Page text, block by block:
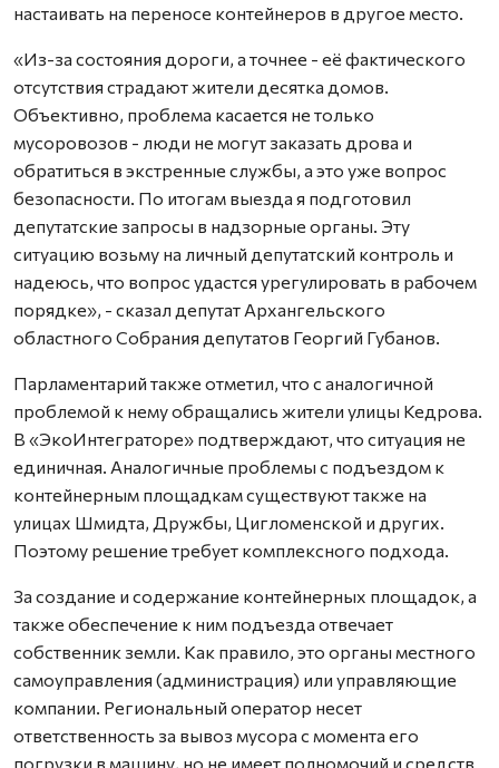
настаивать на переносе контейнеров в другое место.
«Из-за состояния дороги, а точнее - её фактического
отсутствия страдают жители десятка домов.
Объективно, проблема касается не только
мусоровозов - люди не могут заказать дрова и
обратиться в экстренные службы, а это уже вопрос
безопасности. По итогам выезда я подготовил
депутатские запросы в надзорные органы. Эту
ситуацию возьму на личный депутатский контроль и
надеюсь, что вопрос удастся урегулировать в рабочем
порядке», - сказал депутат Архангельского
областного Собрания депутатов Георгий Губанов.
Парламентарий также отметил, что с аналогичной
проблемой к нему обращались жители улицы Кедрова.
В «ЭкоИнтеграторе» подтверждают, что ситуация не
единичная. Аналогичные проблемы с подъездом к
контейнерным площадкам существуют также на
улицах Шмидта, Дружбы, Цигломенской и других.
Поэтому решение требует комплексного подхода.
За создание и содержание контейнерных площадок, а
также обеспечение к ним подъезда отвечает
собственник земли. Как правило, это органы местного
самоуправления (администрация) или управляющие
компании. Региональный оператор несет
ответственность за вывоз мусора с момента его
погрузки в машину, но не имеет полномочий и средств